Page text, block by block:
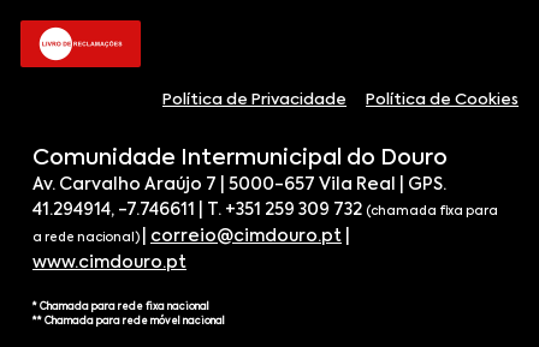
Política de Privacidade Política de Cookies
Comunidade Intermunicipal do Douro
Av. Carvalho Araújo 7 | 5000-657 Vila Real | GPS.
41.294914, -7.746611 | T. +351 259 309 732 (chamada fixa para
a rede nacional) correio@cimdouro.pt
www.cimdouro.pt
* Chamada para rede fixa nacional
** Chamada para rede móvel nacional